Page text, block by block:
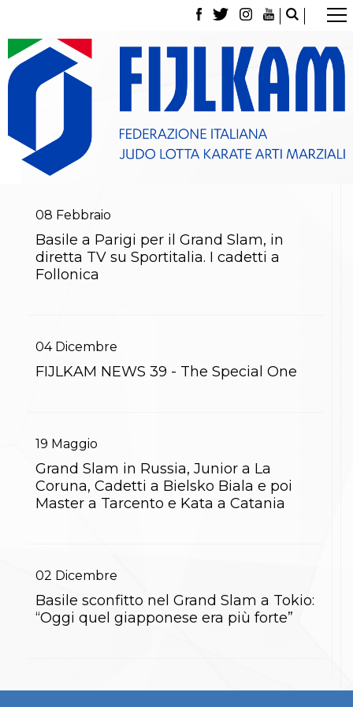
La Federazione
Tesseramento
Contatti
Norme e modulistica Affiliazioni e Tesseramenti
Classifica Società Sportive con più di 100 atleti
tesserati
Media
Partners
Albi Federali
Attività Didattica
Albi Federali
Karate
La disciplina
Arti marziali
Aikido
Ju Jitsu
08 Febbraio
Basile a Parigi per il Grand Slam, in
diretta TV su Sportitalia. I cadetti a
Follonica
04 Dicembre
FIJLKAM NEWS 39 - The Special One
19 Maggio
Grand Slam in Russia, Junior a La
Coruna, Cadetti a Bielsko Biala e poi
Master a Tarcento e Kata a Catania
02 Dicembre
Basile sconfitto nel Grand Slam a Tokio:
“Oggi quel giapponese era più forte”